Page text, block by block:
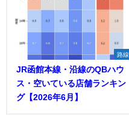
路線
JR函館本線・沿線のQBハウ
ス・空いている店舗ランキン
グ【2026年6月】